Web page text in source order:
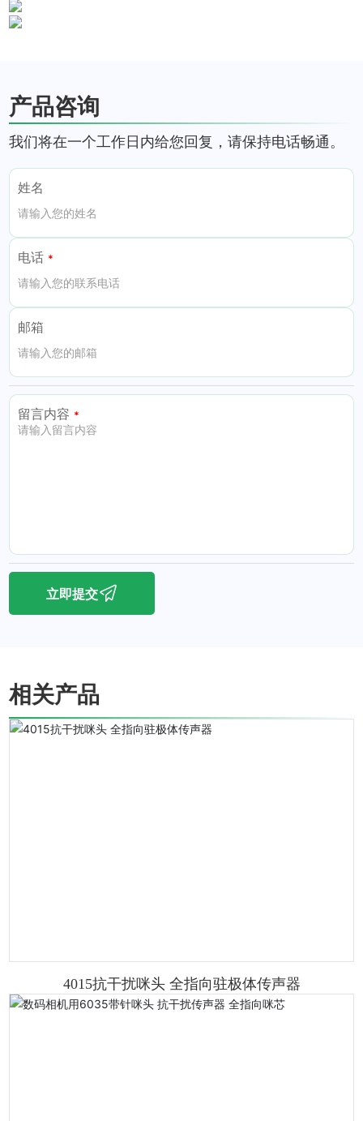
产品咨询
我们将在一个工作日内给您回复，请保持电话畅通。
姓名
电话
邮箱
留言内容
立即提交
相关产品
4015抗干扰咪头 全指向驻极体传声器